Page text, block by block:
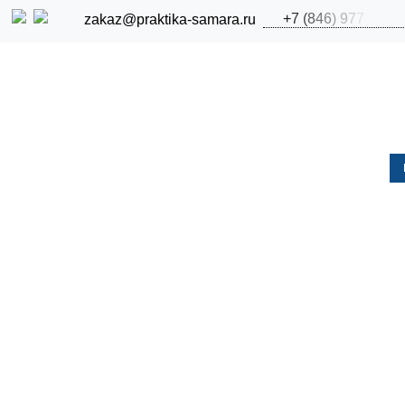
zakaz@praktika-samara.ru +7 (846) 977